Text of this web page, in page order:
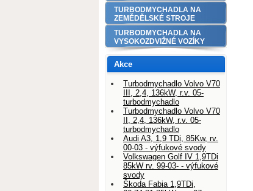
TURBODMYCHADLA NA
ZEMĚDĚLSKÉ STROJE
TURBODMYCHADLA NA
VYSOKOZDVIŽNÉ VOZÍKY
Akce
Turbodmychadlo Volvo V70
III, 2,4, 136kW, r.v. 05-
turbodmychadlo
Turbodmychadlo Volvo V70
II, 2,4, 136kW, r.v. 05-
turbodmychadlo
Audi A3, 1,9 TDi, 85Kw, rv.
00-03 - výfukové svody
Volkswagen Golf IV 1,9TDi
85kW rv. 99-03- - výfukové
svody
Škoda Fabia 1,9TDi,